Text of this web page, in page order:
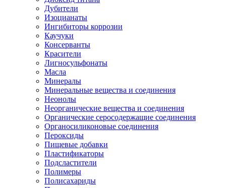
Дубители
Изоцианаты
Ингибиторы коррозии
Каучуки
Консерванты
Красители
Лигносульфонаты
Масла
Минералы
Минеральные вещества и соединения
Неонолы
Неорганические вещества и соединения
Органические серосодержащие соединения
Органосиликоновые соединения
Пероксиды
Пищевые добавки
Пластификаторы
Подсластители
Полимеры
Полисахариды